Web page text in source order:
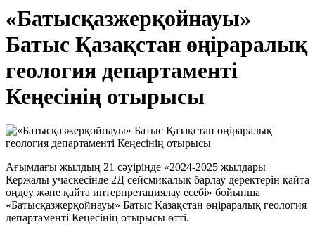
«Батысқазжерқойнауы»
Батыс Қазақстан өңіраралық
геология департаменті
Кеңесінің отырысы
Ағымдағы жылдың 21 сәуірінде «2024-2025 жылдары
Кержалы учаскесінде 2Д сейсмикалық барлау деректерін қайта
өңдеу және қайта интерпретациялау есебі» бойынша
«Батысқазжерқойнауы» Батыс Қазақстан өңіраралық геология
департаменті Кеңесінің отырысы өтті.